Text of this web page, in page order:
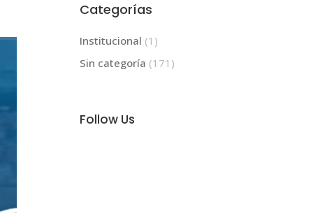
Categorías
Institucional (1)
Sin categoría (171)
Follow Us